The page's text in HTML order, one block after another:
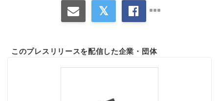
このプレスリリースを配信した企業・団体